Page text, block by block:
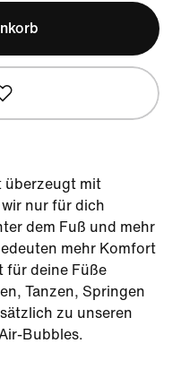
überzeugt mit
nur für dich
dem Fuß und mehr
mehr Komfort
für deine Füße
Tanzen, Springen
zu unseren
Bubbles.